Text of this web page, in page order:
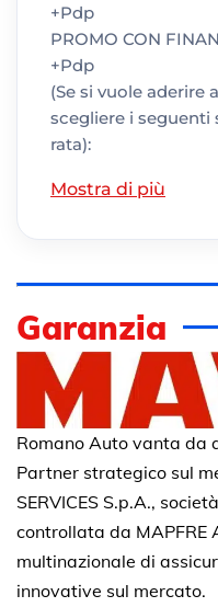
+Pdp
PROMO CON
+Pdp
(Se si vuole aderire
scegliere i seguenti
rata):
Mostra di più
Garanzia
Romano Auto vanta da
Partner strategico sul
SERVICES S.p.A.,
controllata da MAPFRE
multinazionale di
innovative sul mercato.